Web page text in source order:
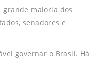
grande maioria dos
senadores e
governar o Brasil. Há